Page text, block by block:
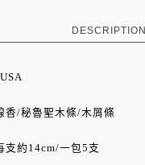
DESCRIPTION
秘魯聖木條/木屑條
14cm/一包5支